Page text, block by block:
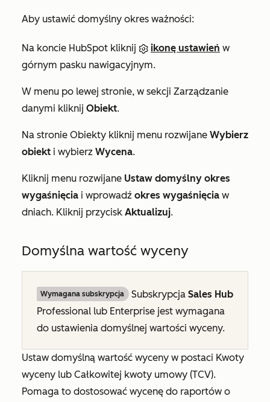
Aby ustawić domyślny okres ważności:
Na koncie HubSpot kliknij ikonę ustawień w
górnym pasku nawigacyjnym.
W menu po lewej stronie, w sekcji Zarządzanie
danymi kliknij Obiekt.
Na stronie Obiekty kliknij menu rozwijane Wybierz
obiekt i wybierz Wycena.
Kliknij menu rozwijane Ustaw domyślny okres
wygaśnięcia i wprowadź okres wygaśnięcia w
dniach. Kliknij przycisk Aktualizuj.
Domyślna wartość wyceny
Wymagana subskrypcja Subskrypcja Sales Hub
Professional lub Enterprise jest wymagana
do ustawienia domyślnej wartości wyceny.
Ustaw domyślną wartość wyceny w postaci Kwoty
wyceny lub Całkowitej kwoty umowy (TCV).
Pomaga to dostosować wycenę do raportów o